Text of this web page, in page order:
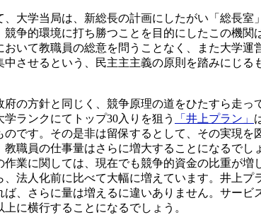
、大学当局は、新総長の計画にしたがい「総長室
争的環境に打ち勝つことを目的にしたこの機関
おいて教職員の総意を問うことなく、また大学運
中させるという、民主主主義の原則を踏みにじる
府の方針と同じく、競争原理の道をひたすら走っ
学ランクにてトップ30入りを狙う
「井上プラン」
のです。その是非は留保するとして、その実現を
教職員の仕事量はさらに増大することになるでし
作業に関しては、現在でも競争的資金の比重が増
、法人化前に比べて大幅に増えています。井上プ
ば、さらに量は増えるに違いありません。サービ
に横行することになるでしょう。